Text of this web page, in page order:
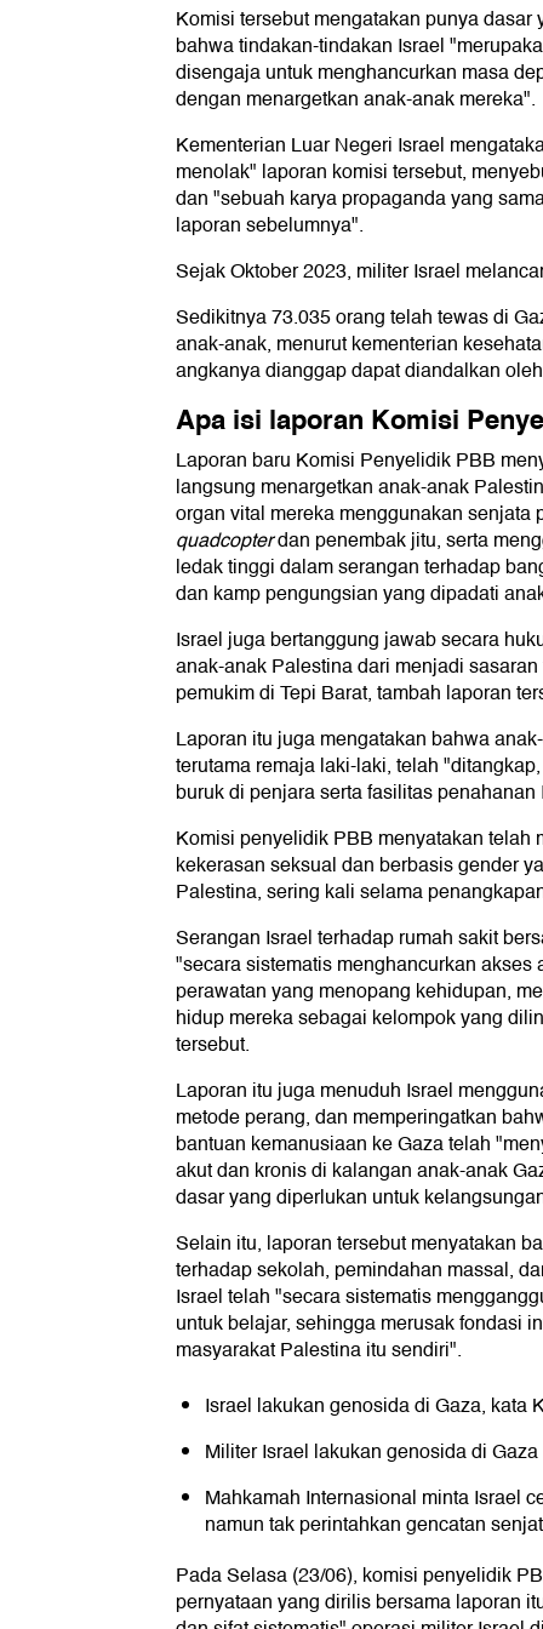
Komisi tersebut mengatakan punya
bahwa tindakan-tindakan Israel
disengaja untuk menghancurkan masa
dengan menargetkan anak-anak mereka".
Kementerian Luar Negeri Israel
menolak" laporan komisi tersebut,
dan "sebuah karya propaganda yang
laporan sebelumnya".
Sejak Oktober 2023, militer Israel
Sedikitnya 73.035 orang telah tewas di
anak-anak, menurut kementerian
angkanya dianggap dapat diandalkan
Apa isi laporan Komisi
Laporan baru Komisi Penyelidik PBB
langsung menargetkan anak-anak
organ vital mereka menggunakan senjata
quadcopterdan penembak jitu, serta
ledak tinggi dalam serangan terhadap
dan kamp pengungsian yang dipadati
Israel juga bertanggung jawab secara
anak-anak Palestina dari menjadi
pemukim di Tepi Barat, tambah laporan
Laporan itu juga mengatakan bahwa
terutama remaja laki-laki, telah
buruk di penjara serta fasilitas penahanan
Komisi penyelidik PBB menyatakan telah
kekerasan seksual dan berbasis gender
Palestina, sering kali selama
Serangan Israel terhadap rumah sakit
"secara sistematis menghancurkan akses
perawatan yang menopang kehidupan,
hidup mereka sebagai kelompok yang
tersebut.
Laporan itu juga menuduh Israel
metode perang, dan memperingatkan
bantuan kemanusiaan ke Gaza telah
akut dan kronis di kalangan anak-anak
dasar yang diperlukan untuk
Selain itu, laporan tersebut menyatakan
terhadap sekolah, pemindahan massal,
Israel telah "secara sistematis
untuk belajar, sehingga merusak fondasi
masyarakat Palestina itu sendiri".
Israel lakukan genosida di Gaza, kata
Militer Israel lakukan genosida di
Mahkamah Internasional minta Israel
namun tak perintahkan gencatan
Pada Selasa (23/06), komisi penyelidik
pernyataan yang dirilis bersama laporan